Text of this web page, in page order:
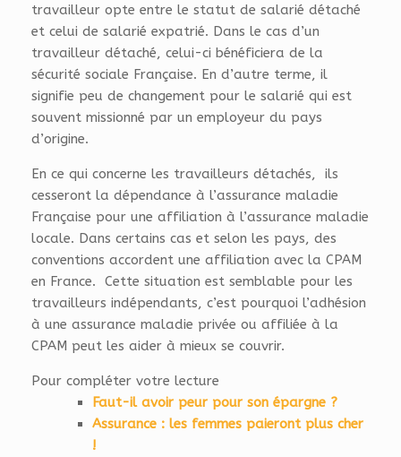
travailleur opte entre le statut de salarié détaché
et celui de salarié expatrié. Dans le cas d’un
travailleur détaché, celui-ci bénéficiera de la
sécurité sociale Française. En d’autre terme, il
signifie peu de changement pour le salarié qui est
souvent missionné par un employeur du pays
d’origine.
En ce qui concerne les travailleurs détachés, ils
cesseront la dépendance à l’assurance maladie
Française pour une affiliation à l’assurance maladie
locale. Dans certains cas et selon les pays, des
conventions accordent une affiliation avec la CPAM
en France. Cette situation est semblable pour les
travailleurs indépendants, c’est pourquoi l’adhésion
à une assurance maladie privée ou affiliée à la
CPAM peut les aider à mieux se couvrir.
Pour compléter votre lecture
Faut-il avoir peur pour son épargne ?
Assurance : les femmes paieront plus cher
!